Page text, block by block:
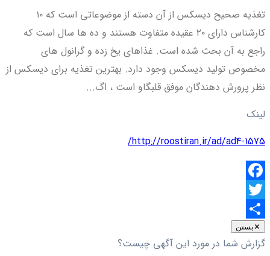
تغذیه صحیح دیسکس از آن دسته از موضوعاتی است که ۱۰
کارشناس دارای ۲۰ عقیده متفاوت هستند و ده ها سال است که
راجع به آن بحث شده است. غذاهای یخ زده و گرانول های
مخصوص تولید دیسکس وجود دارد. بهترین تغذیه برای دیسکس از
نظر پرورش دهندگان موفق قلبگاو است ، اگ...
لینک
http://roostiran.ir/ad/ad4-1575/
Facebook
Twitter
اشتراک
گذاری
✕بستن
گزارش شما در مورد این آگهی چیست؟